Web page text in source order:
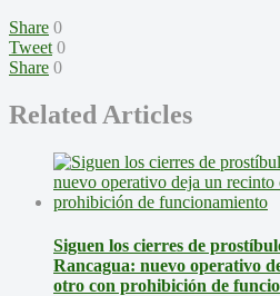
Share 0
Tweet 0
Share 0
Related Articles
Siguen los cierres de
Rancagua: nuevo operativo
otro con prohibición de